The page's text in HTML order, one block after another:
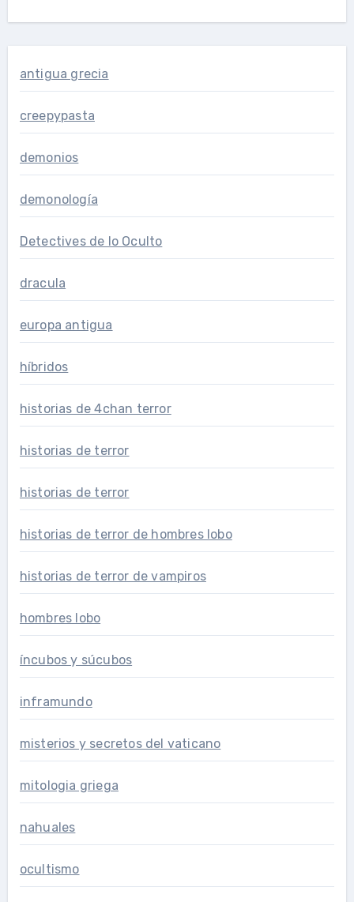
antigua grecia
creepypasta
demonios
demonología
Detectives de lo Oculto
dracula
europa antigua
híbridos
historias de 4chan terror
historias de terror
historias de terror
historias de terror de hombres lobo
historias de terror de vampiros
hombres lobo
íncubos y súcubos
inframundo
misterios y secretos del vaticano
mitologia griega
nahuales
ocultismo